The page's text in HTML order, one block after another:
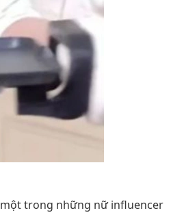
trong những nữ influencer